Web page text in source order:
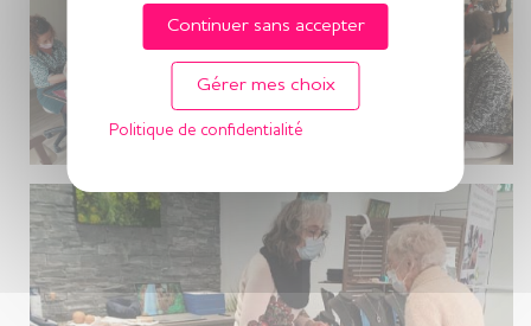
Continuer sans accepter
Gérer mes choix
Politique de confidentialité